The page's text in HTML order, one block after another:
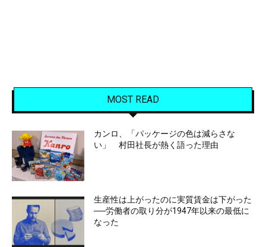
MOST READ
カンロ、「パッケージの色は減らさな
い」 村田社長が熱く語った理由
生産性は上がったのに実質賃金は下がった
──労働者の取り分が1947年以来の最低に
なった